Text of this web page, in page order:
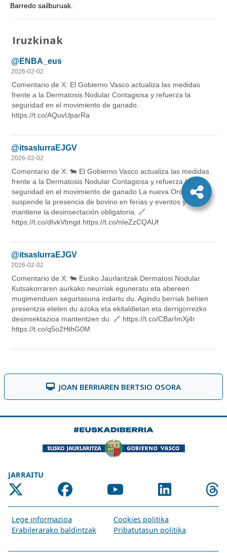
Barredo sailburuak.
Iruzkinak
JOAN BERRIAREN BERTSIO OSORA
JARRAITU
Lege informazioa
Cookies politika
Erabilerarako baldintzak
Pribatutasun politika